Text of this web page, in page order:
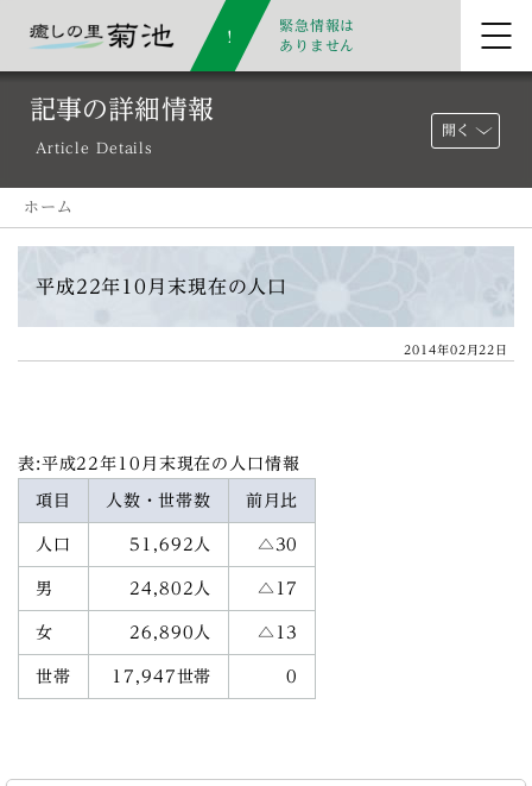
緊急情報は
ありません
記事の詳細情報
Article Details
開く
ホーム
平成22年10月末現在の人口
2014年02月22日
表:平成22年10月末現在の人口情報
項目 人数・世帯数 前月比
人口 51,692人 △30
男 24,802人 △17
女 26,890人 △13
世帯 17,947世帯 0